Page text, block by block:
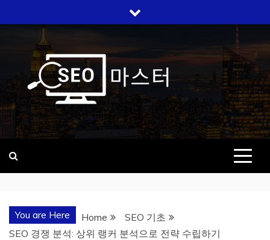
to
SEO 마스터
검색 상위노출, 우리가 답입니다
You are Here Home
SEO 기초
SEO 경쟁 분석: 상위 랭커 분석으로 전략 수립하기